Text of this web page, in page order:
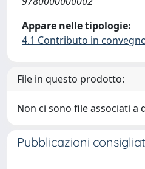
Appare nelle tipologie:
4.1 Contributo in
File in questo prodotto:
Non ci sono file associati a
Pubblicazioni